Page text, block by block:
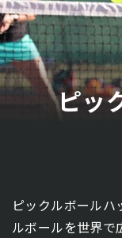
ピッ
ピックルボール
ルボールを世界で